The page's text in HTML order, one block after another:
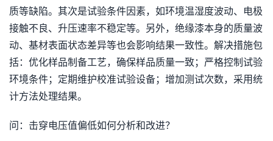
质等缺陷。其次是试验条件因素，如环境温湿度波动、电极
接触不良、升压速率不稳定等。另外，绝缘漆本身的质量波
动、基材表面状态差异等也会影响结果一致性。解决措施包
括：优化样品制备工艺，确保样品质量一致；严格控制试验
环境条件；定期维护校准试验设备；增加测试次数，采用统
计方法处理结果。
问：击穿电压值偏低如何分析和改进？